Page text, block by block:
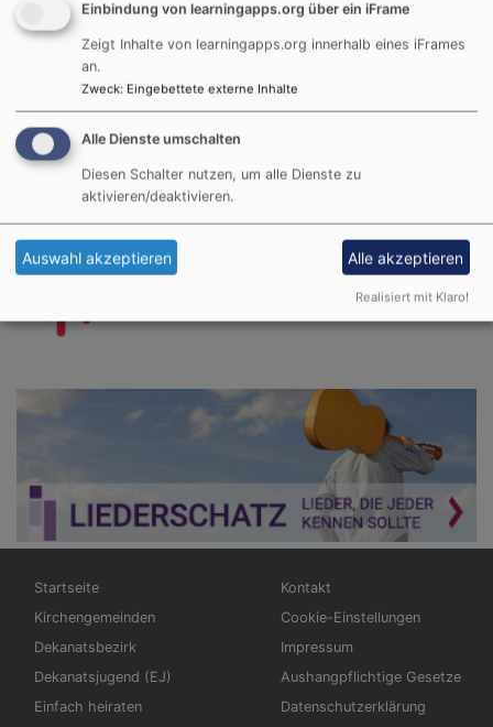
E-Mail:kantorat.feuchtwangen@elkb.de
Postanschrift:
Hindenburgstr. 8
91555 Feuchtwangen
Hauptnavigation
Startseite
Kirchengemeinden
Dekanatsbezirk
Dekanatsjugend (EJ)
Einfach heiraten
Fußbereichsmenü
Kontakt
Cookie-Einstellungen
Impressum
Aushangpflichtige Gesetze
Datenschutzerklärung
Einbindung von learningapps.org über ein iFrame
Zeigt Inhalte von learningapps.org innerhalb eines iFrames
an.
Zweck: Eingebettete externe Inhalte
Alle Dienste umschalten
Diesen Schalter nutzen, um alle Dienste zu
aktivieren/deaktivieren.
Auswahl akzeptieren Alle akzeptieren
Realisiert mit Klaro!